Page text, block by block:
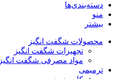
دسته‌بندی‌ها
منو
بیشتر
محصولات شگفت انگیز
تجهیزات شگفت انگیز
مواد مصرفی شگفت انگیز
ترمیمی